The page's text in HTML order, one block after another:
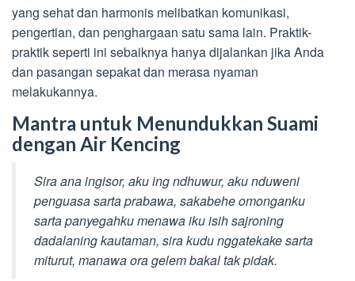
yang sehat dan harmonis melibatkan komunikasi,
pengertian, dan penghargaan satu sama lain. Praktik-
praktik seperti ini sebaiknya hanya dijalankan jika Anda
dan pasangan sepakat dan merasa nyaman
melakukannya.
Mantra untuk Menundukkan Suami
dengan Air Kencing
Sira ana ingisor, aku ing ndhuwur, aku nduweni
penguasa sarta prabawa, sakabehe omonganku
sarta panyegahku menawa iku isih sajroning
dadalaning kautaman, sira kudu nggatekake sarta
miturut, manawa ora gelem bakal tak pidak.